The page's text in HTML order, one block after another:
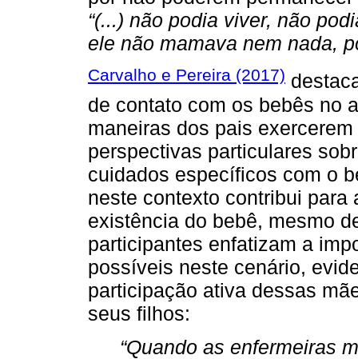
“(...) não podia viver, não
ele não mamava nem nada,
Carvalho e Pereira (2017)
de contato com os bebês no
maneiras dos pais
perspectivas particulares
cuidados específicos com o
neste contexto contribui para
existência do bebê, mesmo
participantes enfatizam a
possíveis neste cenário,
participação ativa dessas
seus filhos:
“Quando as enfermeiras